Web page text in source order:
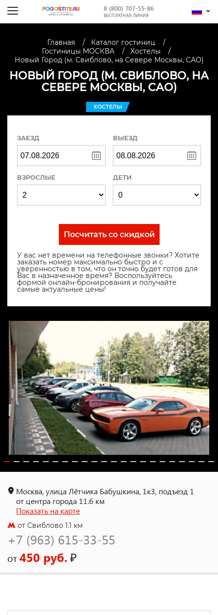
8 (800) 707-55-86
БЕСПЛАТНАЯ ЛИНИЯ
Главная
Каталог гостиниц
Гостиницы МОСКВА
Хостелы
Новый Город (м. Свиблово, на Севере Москвы, САО)
НОВЫЙ ГОРОД (М. СВИБЛОВО, НА
СЕВЕРЕ МОСКВЫ, САО)
ХОСТЕЛЫ
ЗАЕЗД ВЫЕЗД
ВЗРОСЛЫЕ ДЕТИ
Посчитать со скидкой
У вас нет времени на телефонные звонки? Хотите
заказать номер максимально быстро и с
уверенностью в том, что он точно будет готов для
Вас в назначенное время? Воспользуйтесь
формой онлайн-бронирования и получайте
самые актуальные цены!
Москва, улица Лётчика Бабушкина, 1к3, подъезд 1
от центра города 11.6 км
Показать на карте
от Свиблово 1.1 км
+7 (963) 615-33-55
от450 руб.₽